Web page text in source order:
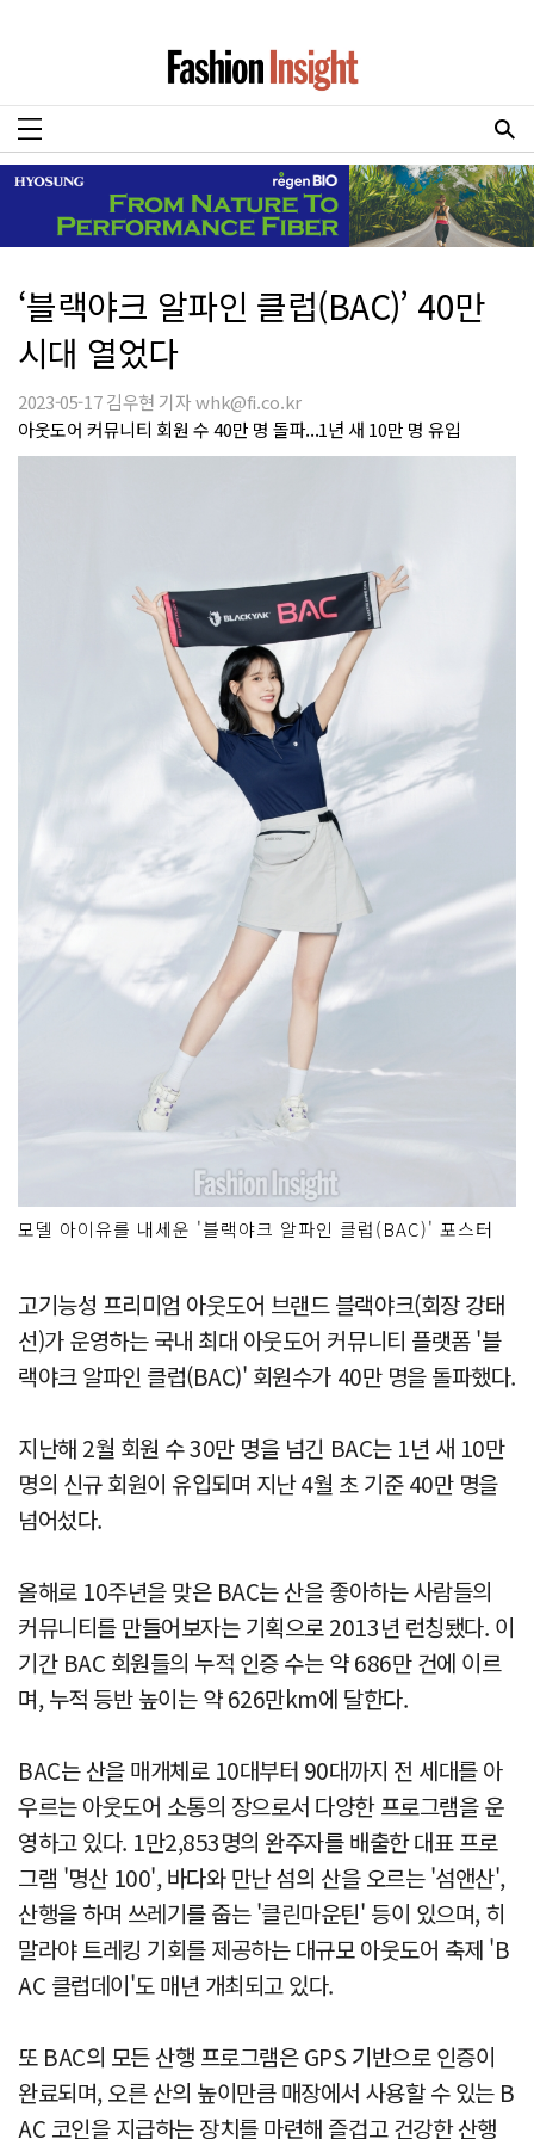
‘블랙야크 알파인 클럽(BAC)’ 40만
시대 열었다
2023-05-17 김우현 기자 whk@fi.co.kr
아웃도어 커뮤니티 회원 수 40만 명 돌파...1년 새 10만 명 유입
모델 아이유를 내세운 '블랙야크 알파인 클럽(BAC)' 포스터
고기능성 프리미엄 아웃도어 브랜드 블랙야크(회장 강태
선)가 운영하는 국내 최대 아웃도어 커뮤니티 플랫폼 '블
랙야크 알파인 클럽(BAC)' 회원수가 40만 명을 돌파했다.
지난해 2월 회원 수 30만 명을 넘긴 BAC는 1년 새 10만
명의 신규 회원이 유입되며 지난 4월 초 기준 40만 명을
넘어섰다.
올해로 10주년을 맞은 BAC는 산을 좋아하는 사람들의
커뮤니티를 만들어보자는 기획으로 2013년 런칭됐다. 이
기간 BAC 회원들의 누적 인증 수는 약 686만 건에 이르
며, 누적 등반 높이는 약 626만km에 달한다.
BAC는 산을 매개체로 10대부터 90대까지 전 세대를 아
우르는 아웃도어 소통의 장으로서 다양한 프로그램을 운
영하고 있다. 1만2,853명의 완주자를 배출한 대표 프로
그램 '명산 100', 바다와 만난 섬의 산을 오르는 '섬앤산',
산행을 하며 쓰레기를 줍는 '클린마운틴' 등이 있으며, 히
말라야 트레킹 기회를 제공하는 대규모 아웃도어 축제 'B
AC 클럽데이'도 매년 개최되고 있다.
또 BAC의 모든 산행 프로그램은 GPS 기반으로 인증이
완료되며, 오른 산의 높이만큼 매장에서 사용할 수 있는 B
AC 코인을 지급하는 장치를 마련해 즐겁고 건강한 산행